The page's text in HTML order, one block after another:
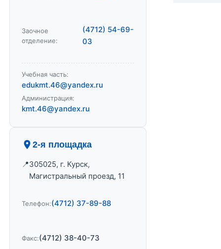
Заочное
отделение:
(4712) 54-69-
03
Учебная часть:
edukmt.46@yandex.ru
Администрация:
kmt.46@yandex.ru
2-я площадка
305025, г. Курск,
Магистральный проезд, 11
Телефон:(4712) 37-89-88
Факс:(4712) 38-40-73